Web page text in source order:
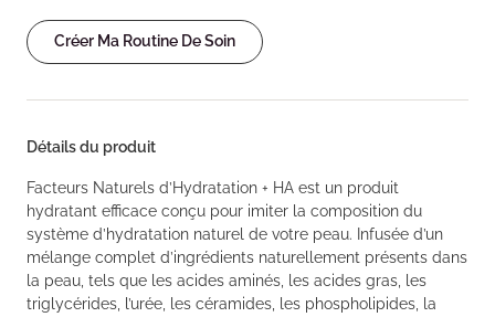
Créer Ma Routine De Soin
Détails du produit
Facteurs Naturels d’Hydratation + HA est un produit
hydratant efficace conçu pour imiter la composition du
système d’hydratation naturel de votre peau. Infusée d’un
mélange complet d’ingrédients naturellement présents dans
la peau, tels que les acides aminés, les acides gras, les
triglycérides, l’urée, les céramides, les phospholipides, la